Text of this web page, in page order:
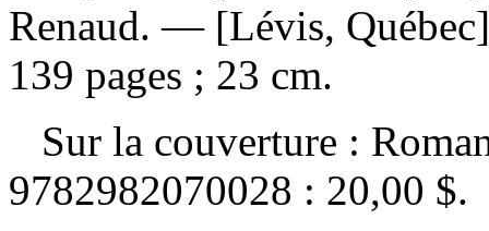
Renaud. — [Lévis,
139 pages ; 23 cm.
Sur la couverture :
9782982070028 : 20,00 $.